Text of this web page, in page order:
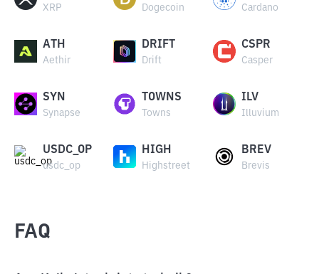
XRP Dogecoin Cardano
ATH
Aethir
DRIFT
Drift
CSPR
Casper
SYN
Synapse
TOWNS
Towns
ILV
Illuvium
USDC_OP
usdc_op
HIGH
Highstreet
BREV
Brevis
FAQ